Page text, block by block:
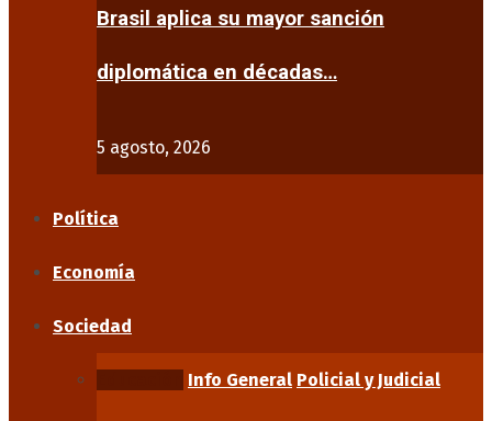
Brasil aplica su mayor sanción
diplomática en décadas…
5 agosto, 2026
Política
Economía
Sociedad
Info General Policial y Judicial